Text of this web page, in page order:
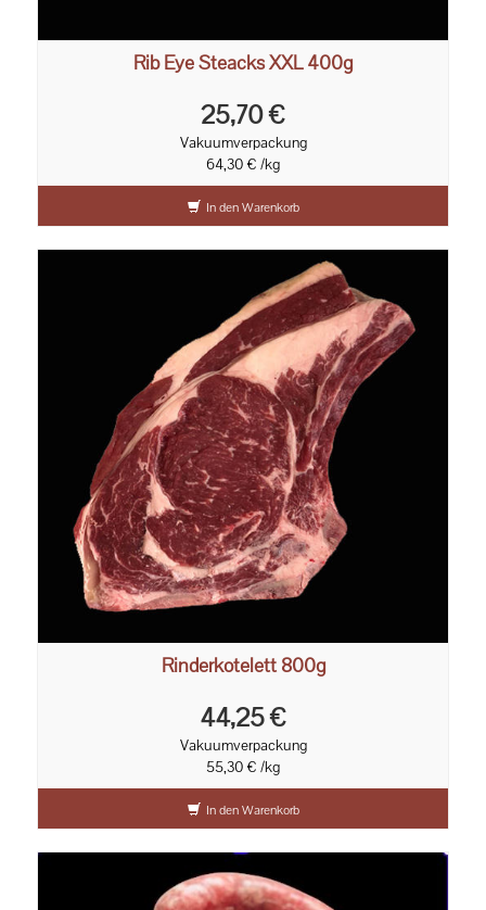
Rib Eye Steacks XXL 400g
25,70 €
Vakuumverpackung
64,30 € /kg
In den Warenkorb
Rinderkotelett 800g
44,25 €
Vakuumverpackung
55,30 € /kg
In den Warenkorb